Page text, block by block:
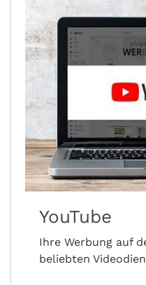
YouTube
Ihre Werbung auf
beliebten